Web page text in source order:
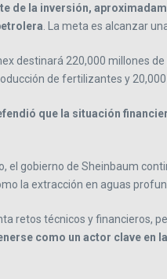
de la inversión,
. La meta es alcanzar
destinará 220,000 millones
de fertilizantes y
que la situación
el gobierno de Sheinbaum
la extracción en aguas
retos técnicos y financieros,
como un actor clave en